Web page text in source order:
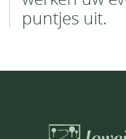
puntjes uit.